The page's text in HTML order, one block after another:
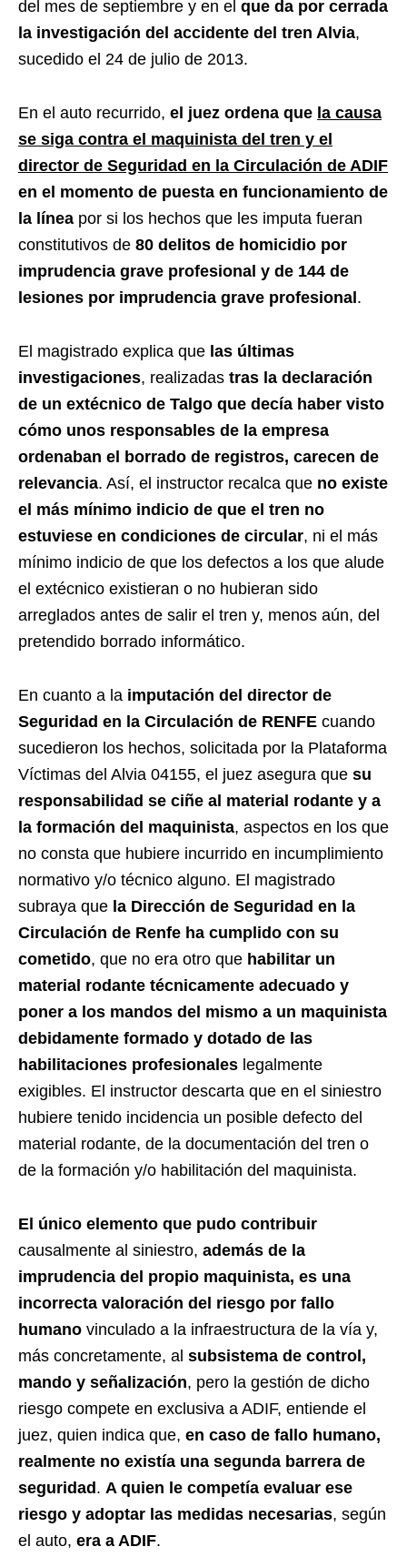
del mes de septiembre y en el que da por cerrada
la investigación del accidente del tren Alvia,
sucedido el 24 de julio de 2013.
En el auto recurrido, el juez ordena que la causa
se siga contra el maquinista del tren y el
director de Seguridad en la Circulación de ADIF
en el momento de puesta en funcionamiento de
la línea por si los hechos que les imputa fueran
constitutivos de 80 delitos de homicidio por
imprudencia grave profesional y de 144 de
lesiones por imprudencia grave profesional .
El magistrado explica que las últimas
investigaciones, realizadas tras la declaración
de un extécnico de Talgo que decía haber visto
cómo unos responsables de la empresa
ordenaban el borrado de registros, carecen de
relevancia. Así, el instructor recalca que no existe
el más mínimo indicio de que el tren no
estuviese en condiciones de circular, ni el más
mínimo indicio de que los defectos a los que alude
el extécnico existieran o no hubieran sido
arreglados antes de salir el tren y, menos aún, del
pretendido borrado informático.
En cuanto a la imputación del director de
Seguridad en la Circulación de RENFE cuando
sucedieron los hechos, solicitada por la Plataforma
Víctimas del Alvia 04155, el juez asegura que su
responsabilidad se ciñe al material rodante y a
la formación del maquinista, aspectos en los que
no consta que hubiere incurrido en incumplimiento
normativo y/o técnico alguno. El magistrado
subraya que la Dirección de Seguridad en la
Circulación de Renfe ha cumplido con su
cometido, que no era otro que habilitar un
material rodante técnicamente adecuado y
poner a los mandos del mismo a un maquinista
debidamente formado y dotado de las
habilitaciones profesionales legalmente
exigibles. El instructor descarta que en el siniestro
hubiere tenido incidencia un posible defecto del
material rodante, de la documentación del tren o
de la formación y/o habilitación del maquinista.
El único elemento que pudo contribuir
causalmente al siniestro, además de la
imprudencia del propio maquinista, es una
incorrecta valoración del riesgo por fallo
humano vinculado a la infraestructura de la vía y,
más concretamente, al subsistema de control,
mando y señalización, pero la gestión de dicho
riesgo compete en exclusiva a ADIF, entiende el
juez, quien indica que, en caso de fallo humano,
realmente no existía una segunda barrera de
seguridad . A quien le competía evaluar ese
riesgo y adoptar las medidas necesarias, según
el auto, era a ADIF.